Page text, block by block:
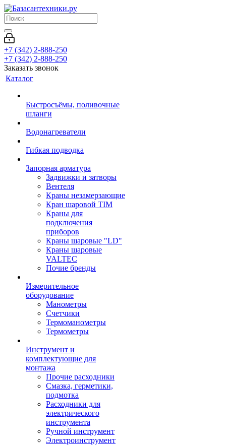
+7 (342) 2-888-250
+7 (342) 2-888-250
Заказать звонок
Каталог
Быстросъёмы, поливочные
шланги
Водонагреватели
Гибкая подводка
Запорная арматура
Задвижки и затворы
Вентеля
Краны незамерзающие
Кран шаровой TIM
Краны для
подключения
приборов
Краны шаровые "LD"
Краны шаровые
VALTEC
Почие бренды
Измерительное
оборудование
Манометры
Счетчики
Термоманометры
Термометры
Инструмент и
комплектующие для
монтажа
Прочие расходники
Смазка, герметики,
подмотка
Расходники для
электрического
инструмента
Ручной инструмент
Электроинструмент